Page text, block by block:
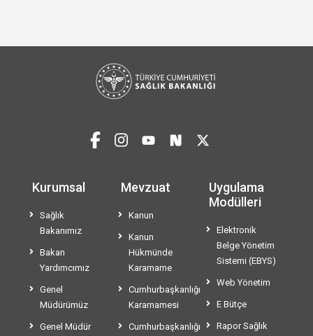
Kurumsal
Sağlık
Bakanımız
Bakan
Yardımcımız
Genel
Müdürümüz
Genel Müdür
Mevzuat
Kanun
Kanun
Hükmünde
Kararname
Cumhurbaşkanlığı
Kararnamesi
Cumhurbaşkanlığı
Uygulama
Modülleri
Elektronik
Belge Yönetim
Sistemi (EBYS)
Web Yönetim
E Bütçe
Rapor Sağlık